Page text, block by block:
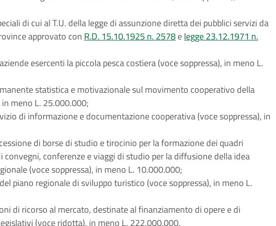
di cui al T.U. della legge di assunzione diretta dei pubblici servizi da
approvato con R.D. 15.10.1925 n. 2578elegge 23.12.1971 n.
esercenti la piccola pesca costiera (voce soppressa), in meno L.
statistica e motivazionale sul movimento cooperativo della
meno L. 25.000.000;
di informazione e documentazione cooperativa (voce soppressa), in
di borse di studio e tirocinio per la formazione dei quadri
convegni, conferenze e viaggi di studio per la diffusione della idea
(voce soppressa), in meno L. 10.000.000;
piano regionale di sviluppo turistico (voce soppressa), in meno L.
di ricorso al mercato, destinate al finanziamento di opere e di
(voce ridotta), in meno L. 222.000.000.